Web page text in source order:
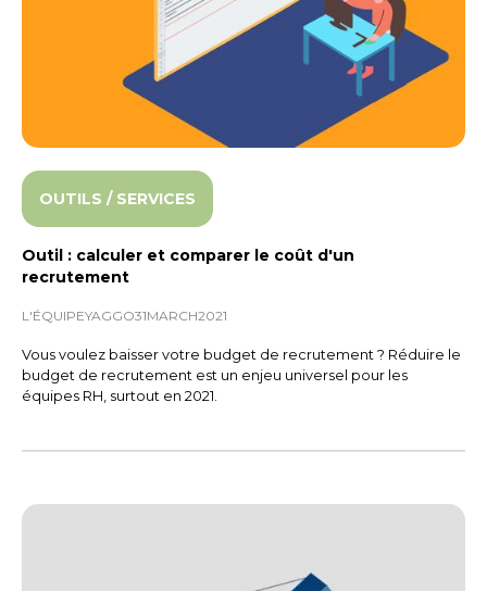
OUTILS / SERVICES
Outil : calculer et comparer le coût d'un
recrutement
L'ÉQUIPEYAGGO31MARCH2021
Vous voulez baisser votre budget de recrutement ? Réduire le
budget de recrutement est un enjeu universel pour les
équipes RH, surtout en 2021.